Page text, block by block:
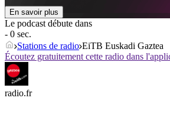
En savoir plus
Le podcast débute dans
- 0 sec.
Stations de radio EiTB Euskadi Gaztea
Écoutez gratuitement cette radio dans
radio.fr